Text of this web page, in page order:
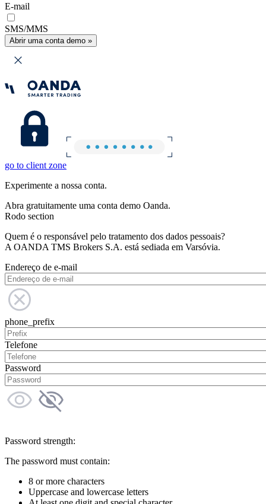
E-mail
SMS/MMS
Abrir uma conta demo »
go to client zone
Experimente a nossa conta.
Abra gratuitamente uma conta demo Oanda.
Rodo section
Quem é o responsável pelo tratamento dos dados pessoais?
A OANDA TMS Brokers S.A. está sediada em Varsóvia.
Endereço de e-mail
phone_prefix
Telefone
Password
Password strength:
The password must contain:
8 or more characters
Uppercase and lowercase letters